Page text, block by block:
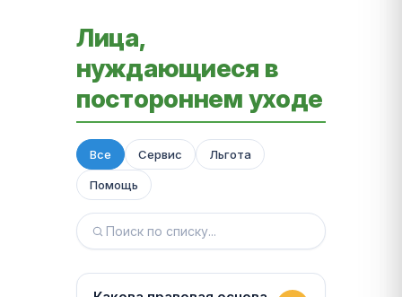
Лица,
нуждающиеся в
постороннем уходе
Все Сервис Льгота
Помощь